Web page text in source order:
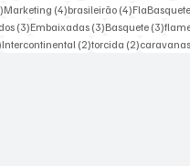
5 posts
Marketing (4)4 posts
brasileirão (4)4 posts
FlaBasquete
(3)3 posts
Embaixadas (3)3 posts
Basquete (3)3
2 posts
Intercontinental (2)2 posts
torcida (2)2 posts
caravanas